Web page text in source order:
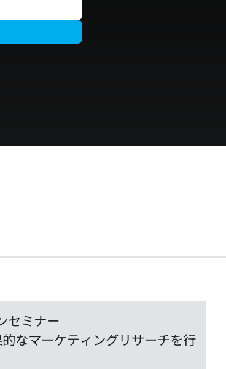
セミナー
なマーケティングリサーチを行